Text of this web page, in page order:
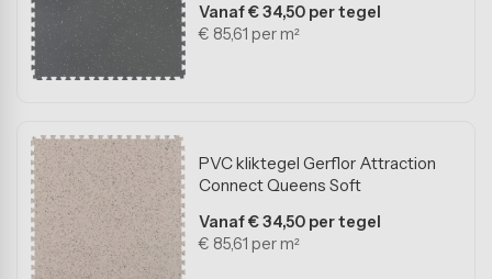
Vanaf € 34,50 per tegel
€ 85,61 per m²
PVC kliktegel Gerflor Attraction
Connect Queens Soft
Vanaf € 34,50 per tegel
€ 85,61 per m²